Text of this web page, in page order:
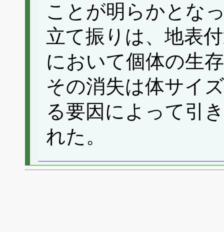
ことが明らかとな
立て振りは、地表
において個体の生
その消失は体サイ
る要因によって引
れた。